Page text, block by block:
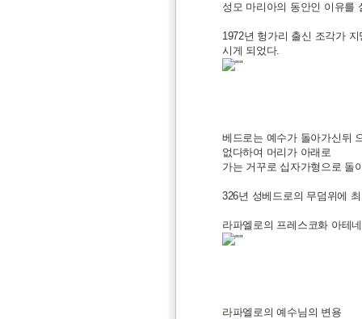
성모 마리아의 동안인 이유를
1972년 헝가리 출신 조각가
시게 되었다.
베드로는 예수가 돌아가신뒤
없다하여 머리가 아래로
가는 거꾸로 십자가형으로 돌
326년 성베드로의 무덤위에
라파엘로의 프레스코화 아테
라파엘로의 예수님의 변용